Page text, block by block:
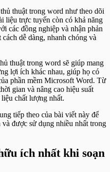
thuật trong word như theo dõi
liệu trực tuyến còn có khả năng
các đồng nghiệp và nhận phản
dễ dàng, nhanh chóng và
thuật trong word sẽ giúp mang
lợi ích khác nhau, giúp họ có
phần mềm Microsoft Word. Từ
gian và nâng cao hiệu suất
chất lượng nhất.
tiếp theo của bài viết này để
được sử dụng nhiều nhất trong
ích nhất khi soạn